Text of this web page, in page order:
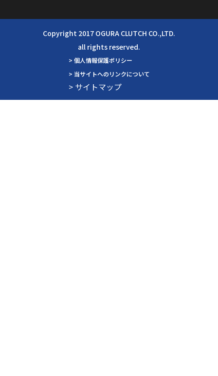
Copyright 2017 OGURA CLUTCH CO.,LTD.
all rights reserved.
> 個人情報保護ポリシー
> 当サイトへのリンクについて
> サイトマップ